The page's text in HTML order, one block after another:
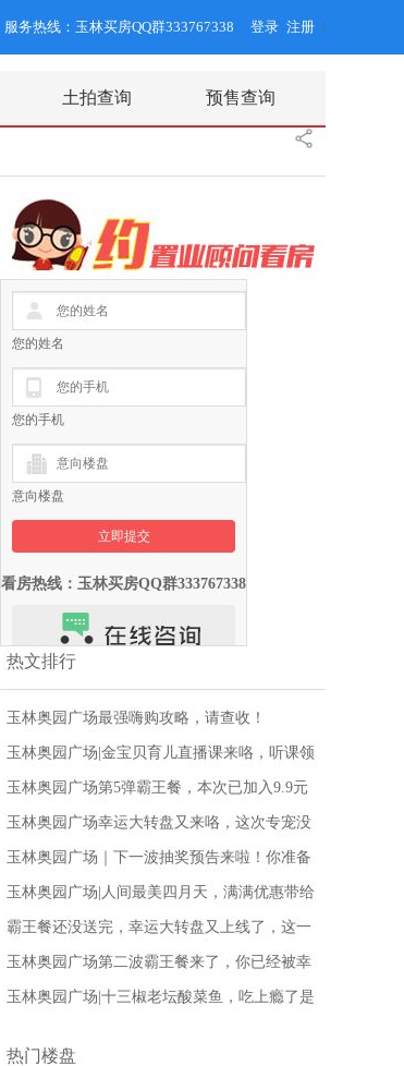
服务热线：玉林买房QQ群333767338 登录 /
注册
土拍查询 预售查询
您的姓名
您的手机
意向楼盘
看房热线：玉林买房QQ群333767338
热文排行
玉林奥园广场最强嗨购攻略，请查收！
玉林奥园广场|金宝贝育儿直播课来咯，听课领
好礼，快来学习吧！
玉林奥园广场第5弹霸王餐，本次已加入9.9元
豪华牛排啦！
玉林奥园广场幸运大转盘又来咯，这次专宠没
中奖的，赶紧抽！！
玉林奥园广场｜下一波抽奖预告来啦！你准备
好了吗？
玉林奥园广场|人间最美四月天，满满优惠带给
你！
霸王餐还没送完，幸运大转盘又上线了，这一
次人人有份！
玉林奥园广场第二波霸王餐来了，你已经被幸
运女神盯上了，赶紧再抽一次！
玉林奥园广场|十三椒老坛酸菜鱼，吃上瘾了是
热门楼盘